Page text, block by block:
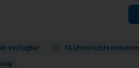
verfügbar
16 Unterrichtseinheiten